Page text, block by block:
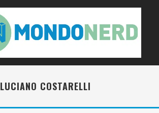
LUCIANO COSTARELLI